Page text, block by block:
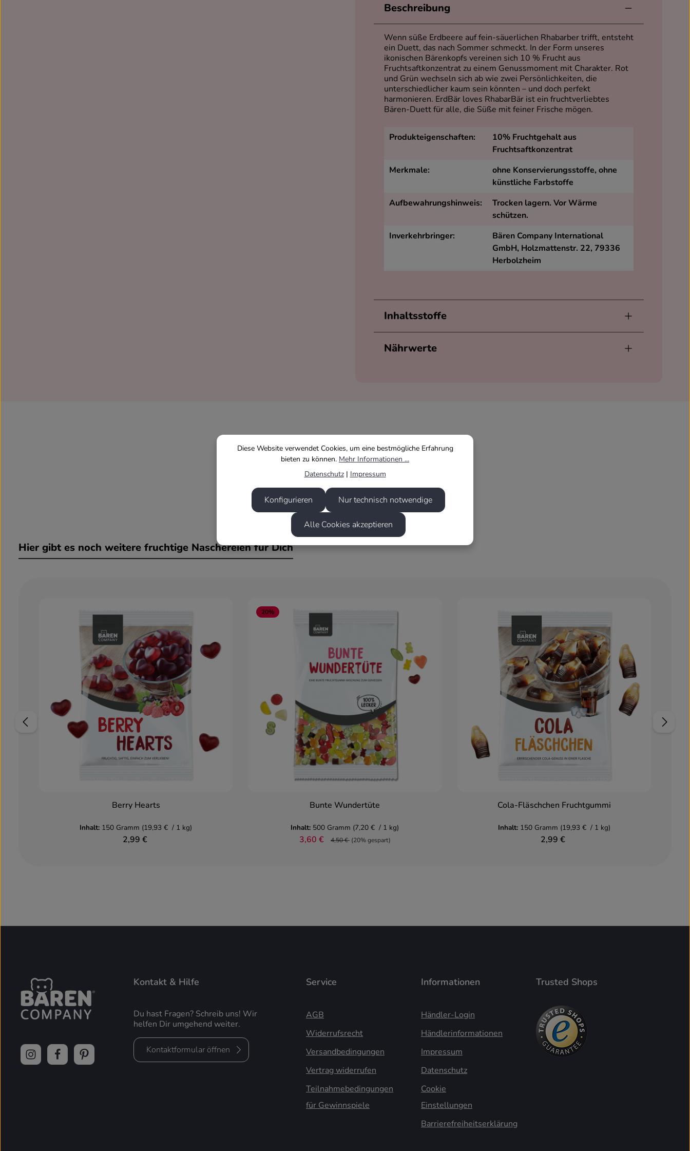
Diese Website verwendet Cookies, um eine bestmögliche Erfahrung
bieten zu können. Mehr Informationen ...
Datenschutz| Impressum
Nur technisch notwendige
Konfigurieren
Alle Cookies akzeptieren
Beschreibung
Wenn süße Erdbeere auf fein-säuerlichen Rhabarber trifft, entsteht
ein Duett, das nach Sommer schmeckt. In der Form unseres
ikonischen Bärenkopfs vereinen sich 10 % Frucht aus
Fruchtsaftkonzentrat zu einem Genussmoment mit Charakter. Rot
und Grün wechseln sich ab wie zwei Persönlichkeiten, die
unterschiedlicher kaum sein könnten – und doch perfekt
harmonieren. ErdBär loves RhabarBär ist ein fruchtverliebtes
Bären-Duett für alle, die Süße mit feiner Frische mögen.
Produkteigenschaften:
10% Fruchtgehalt aus
Fruchtsaftkonzentrat
Merkmale:
ohne Konservierungsstoffe, ohne
künstliche Farbstoffe
Aufbewahrungshinweis:
Trocken lagern. Vor Wärme
schützen.
Inverkehrbringer:
Bären Company International
GmbH, Holzmattenstr. 22, 79336
Herbolzheim
Inhaltsstoffe
Nährwerte
Das sagen unsere Kunden
Von Fruchtgummi-Liebhabern empfohlen
Hier gibt es noch weitere fruchtige Naschereien für Dich
In den Warenkorb
Berry Hearts
Inhalt: 150 Gramm (19,93 € / 1 kg)
2,99 €
20%
In den Warenkorb
Bunte Wundertüte
Inhalt: 500 Gramm (7,20 € / 1 kg)
3,60 € 4,50 € (20% gespart)
In den Warenkorb
Cola-Fläschchen Fruchtgummi
Inhalt: 150 Gramm (19,93 € / 1 kg)
2,99 €
Kontakt & Hilfe
Du hast Fragen? Schreib uns! Wir
helfen Dir umgehend weiter.
Kontaktformular öffnen
Service
AGB
Widerrufsrecht
Versandbedingungen
Vertrag widerrufen
Teilnahmebedingungen
für Gewinnspiele
Informationen
Händler-Login
Händlerinformationen
Impressum
Datenschutz
Cookie
Einstellungen
Barrierefreiheitserklärung
Trusted Shops